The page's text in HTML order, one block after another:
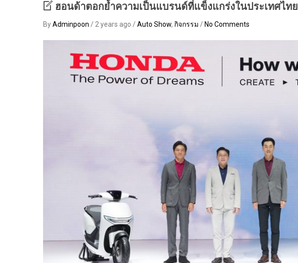
ฮอนด้าตอกย้ำความเป็นแบรนด์ที่แข็งแกร่งในประเทศไทย
ByAdminpoon / 2 years ago /Auto Show, กิจกรรม / No Comments